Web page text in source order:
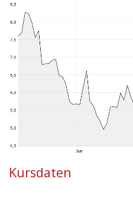
Kursdaten